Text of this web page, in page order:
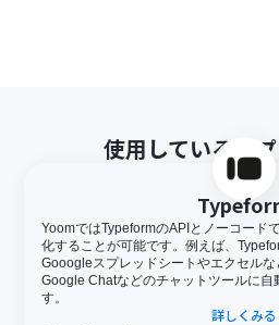
使用しているア
YoomではTypeformのAPIとノーコード
化することが可能です。例えば、
Gooogleスプレッドシートやエクセル
Google Chatなどのチャットツールに
す。
詳しくみる